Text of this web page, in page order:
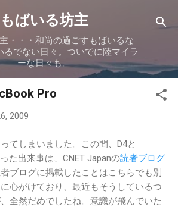
してメイン コンテンツに移動
もばいる坊主
・・・和尚の過ごすもばいるな
るでない日々。ついでに陸マイラ
ーな日々も。
Pro
2009
てしまいました。この間、D4と
た出来事は、CNET Japanの読者ブログ
ブログに掲載したことはこちらでも別
心がけており、最近もそうしているつ
全然だめでしたね。意識が飛んでいた